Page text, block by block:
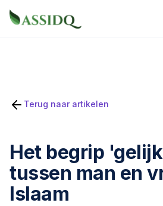
Terug naar artikelen
Het begrip
tussen man en
Islaam